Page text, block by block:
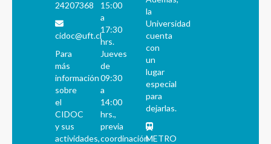
24207368
cidoc@uft.cl
Para
más
información
sobre
el
CIDOC
y sus
actividades,
15:00
a
17:30
hrs.
Jueves
de
09:30
a
14:00
hrs.,
previa
coordinación
la
Universidad
cuenta
con
un
lugar
especial
para
dejarlas.
METRO